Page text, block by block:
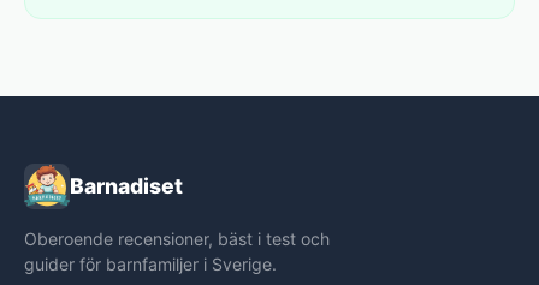
Barnadiset
Oberoende recensioner, bäst i test och
guider för barnfamiljer i Sverige.